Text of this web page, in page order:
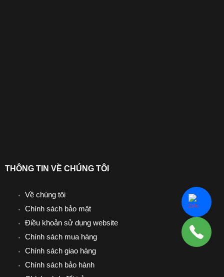
THÔNG TIN VỀ CHÚNG TÔI
Về chúng tôi
Chính sách bảo mật
Điều khoản sử dụng website
Chính sách mua hàng
Chính sách giao hàng
Chính sách bảo hành